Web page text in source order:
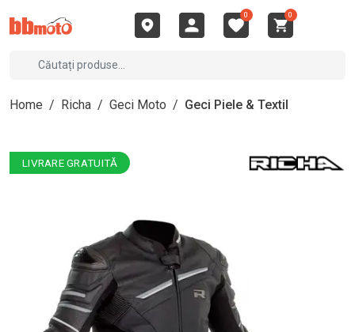
0 0
Home / Richa / Geci Moto / Geci Piele & Textil
LIVRARE GRATUITĂ